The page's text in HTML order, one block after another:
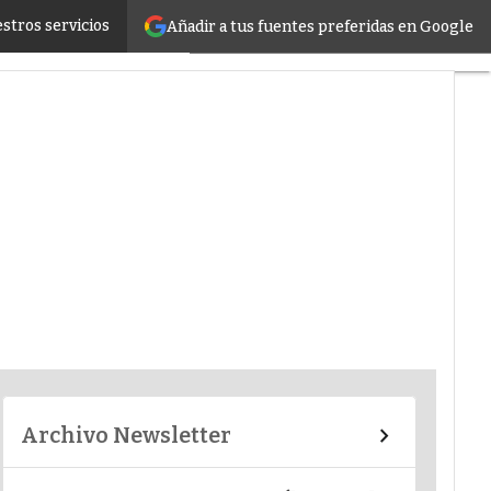
Añadir a tus fuentes preferidas en Google
servicios
infrastructure
Archivo Newsletter